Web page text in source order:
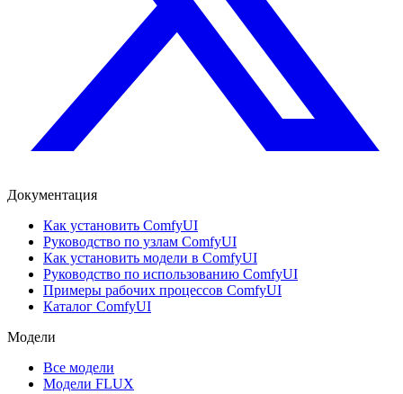
Документация
Как установить ComfyUI
Руководство по узлам ComfyUI
Как установить модели в ComfyUI
Руководство по использованию ComfyUI
Примеры рабочих процессов ComfyUI
Каталог ComfyUI
Модели
Все модели
Модели FLUX